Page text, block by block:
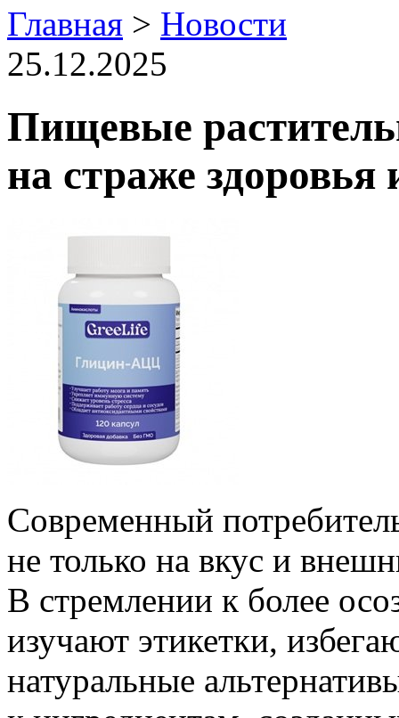
Главная > Новости
25.12.2025
Пищевые
на страже здоровья
Современный
не только на вкус и
В стремлении к более
изучают этикетки,
натуральные